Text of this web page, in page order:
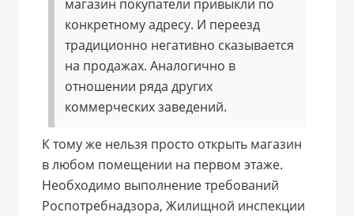
магазин покупатели привыкли по
конкретному адресу. И переезд
традиционно негативно сказывается
на продажах. Аналогично в
отношении ряда других
коммерческих заведений.
К тому же нельзя просто открыть магазин
в любом помещении на первом этаже.
Необходимо выполнение требований
Роспотребнадзора, Жилищной инспекции